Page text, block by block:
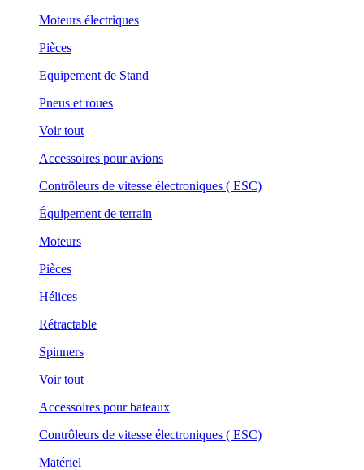
Moteurs électriques
Pièces
Equipement de Stand
Pneus et roues
Voir tout
Accessoires pour avions
Contrôleurs de vitesse électroniques ( ESC)
Équipement de terrain
Moteurs
Pièces
Hélices
Rétractable
Spinners
Voir tout
Accessoires pour bateaux
Contrôleurs de vitesse électroniques ( ESC)
Matériel